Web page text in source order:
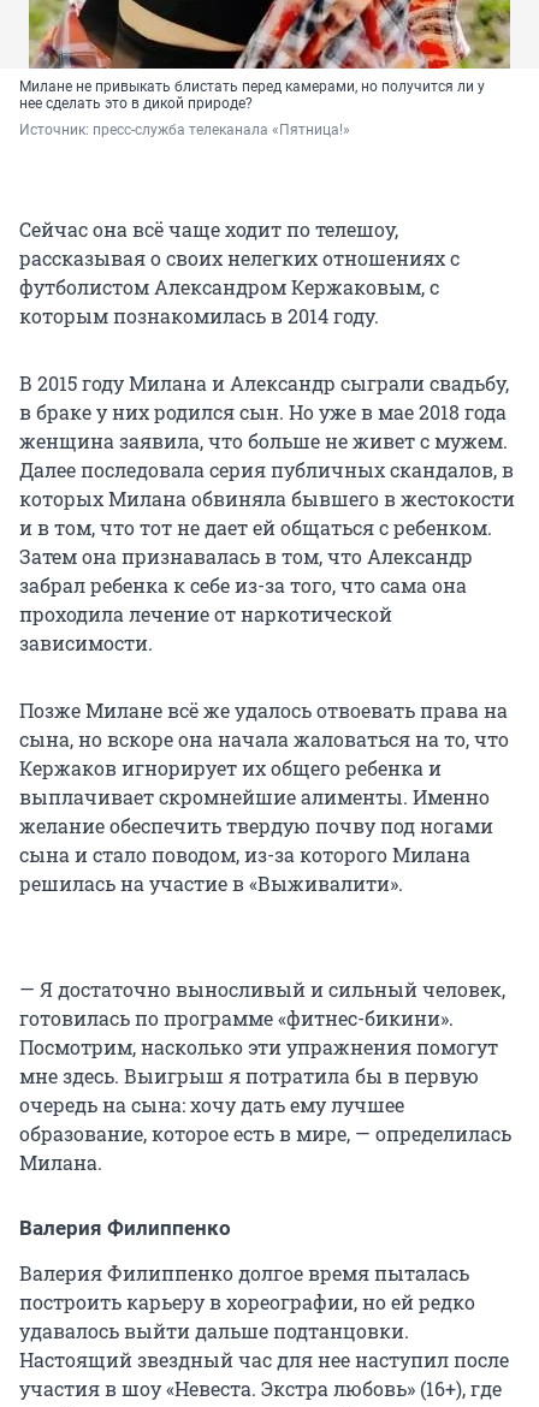
Милане не привыкать блистать перед камерами, но получится ли у
нее сделать это в дикой природе?
Источник: пресс-служба телеканала «Пятница!»
Сейчас она всё чаще ходит по телешоу,
рассказывая о своих нелегких отношениях с
футболистом Александром Кержаковым, с
которым познакомилась в 2014 году.
В 2015 году Милана и Александр сыграли свадьбу,
в браке у них родился сын. Но уже в мае 2018 года
женщина заявила, что больше не живет с мужем.
Далее последовала серия публичных скандалов, в
которых Милана обвиняла бывшего в жестокости
и в том, что тот не дает ей общаться с ребенком.
Затем она признавалась в том, что Александр
забрал ребенка к себе из-за того, что сама она
проходила лечение от наркотической
зависимости.
Позже Милане всё же удалось отвоевать права на
сына, но вскоре она начала жаловаться на то, что
Кержаков игнорирует их общего ребенка и
выплачивает скромнейшие алименты. Именно
желание обеспечить твердую почву под ногами
сына и стало поводом, из-за которого Милана
решилась на участие в «Выживалити».
— Я достаточно выносливый и сильный человек,
готовилась по программе «фитнес-бикини».
Посмотрим, насколько эти упражнения помогут
мне здесь. Выигрыш я потратила бы в первую
очередь на сына: хочу дать ему лучшее
образование, которое есть в мире, — определилась
Милана.
Валерия Филиппенко
Валерия Филиппенко долгое время пыталась
построить карьеру в хореографии, но ей редко
удавалось выйти дальше подтанцовки.
Настоящий звездный час для нее наступил после
участия в шоу «Невеста. Экстра любовь» (16+), где